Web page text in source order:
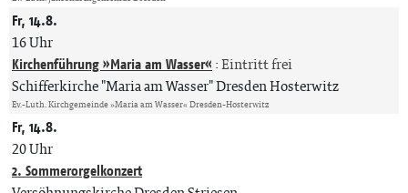
Fr, 14.8.
16 Uhr
Kirchenführung »Maria am Wasser« :Eintritt frei
Schifferkirche "Maria am Wasser" Dresden Hosterwitz
Ev.-Luth. Kirchgemeinde »Maria am Wasser« Dresden-Hosterwitz
Fr, 14.8.
20 Uhr
2. Sommerorgelkonzert